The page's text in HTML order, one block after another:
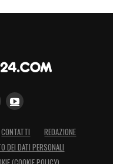
CONTATTI
REDAZIONE
DEI DATI PERSONALI